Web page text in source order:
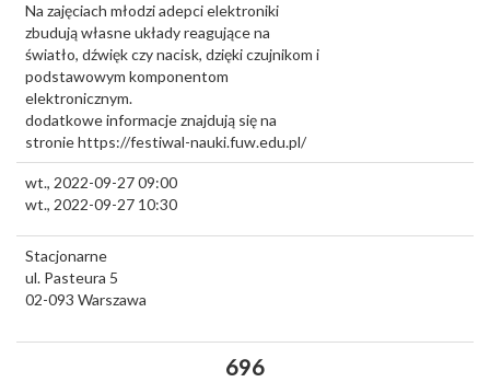
Na zajęciach młodzi adepci elektroniki
zbudują własne układy reagujące na
światło, dźwięk czy nacisk, dzięki czujnikom i
podstawowym komponentom
elektronicznym.
dodatkowe informacje znajdują się na
stronie https://festiwal-nauki.fuw.edu.pl/
wt., 2022-09-27 09:00
wt., 2022-09-27 10:30
Stacjonarne
ul. Pasteura 5
02-093 Warszawa
696